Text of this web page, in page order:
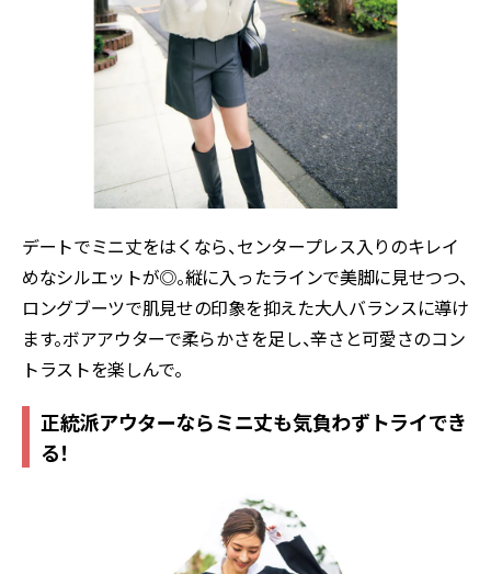
デートでミニ丈をはくなら、センタープレス入りのキレイ
めなシルエットが◎。縦に入ったラインで美脚に見せつつ、
ロングブーツで肌見せの印象を抑えた大人バランスに導け
ます。ボアアウターで柔らかさを足し、辛さと可愛さのコン
トラストを楽しんで。
正統派アウターならミニ丈も気負わずトライでき
る！